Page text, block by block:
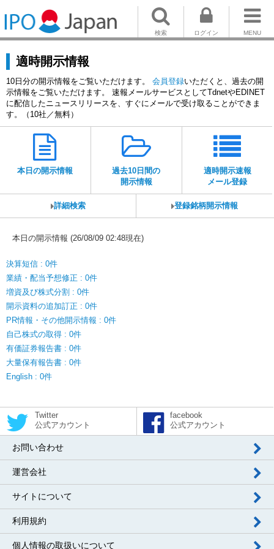
MENU
ログイン
検索
適時開示情報
10日分の開示情報をご覧いただけます。 会員登録いただくと、過去の開
示情報をご覧いただけます。 速報メールサービスとしてTdnetやEDINET
に配信したニュースリリースを、すぐにメールで受け取ることができま
す。（10社／無料）
本日の開示情報
過去10日間の
開示情報
適時開示速報
メール登録
詳細検索 登録銘柄開示情報
本日の開示情報 (26/08/09 02:48現在)
決算短信 : 0件
業績・配当予想修正 : 0件
増資及び株式分割 : 0件
開示資料の追加訂正 : 0件
PR情報・その他開示情報 : 0件
自己株式の取得 : 0件
有価証券報告書 : 0件
大量保有報告書 : 0件
English : 0件
Twitter
公式アカウント
facebook
公式アカウント
お問い合わせ
運営会社
サイトについて
利用規約
個人情報の取扱いについて